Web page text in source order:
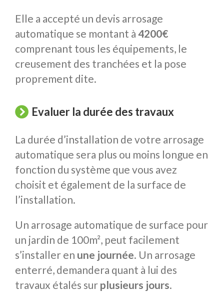
Elle a accepté un devis arrosage
automatique se montant à 4200€
comprenant tous les équipements, le
creusement des tranchées et la pose
proprement dite.
Evaluer la durée des travaux
La durée d’installation de votre arrosage
automatique sera plus ou moins longue en
fonction du système que vous avez
choisit et également de la surface de
l’installation.
Un arrosage automatique de surface pour
un jardin de 100m², peut facilement
s’installer en une journée. Un arrosage
enterré, demandera quant à lui des
travaux étalés sur plusieurs jours.